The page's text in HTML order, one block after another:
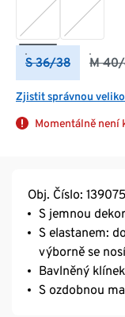
S 36/38 M
Zjistit správnou
Momentálně není
Obj. Číslo: 139075
S jemnou
S elastanem:
výborně se nosí
Bavlněný klínek
S ozdobnou